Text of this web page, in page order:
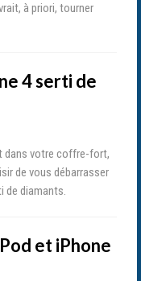
à priori, tourner
4 serti de
dans votre coffre-fort,
de vous débarrasser
de diamants.
et iPhone